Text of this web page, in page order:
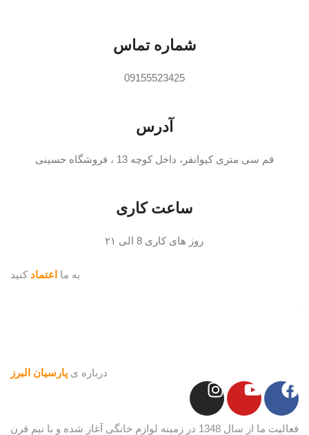
شماره تماس
09155523425
آدرس
قم سی متری کیوانفر، داخل کوچه 13 ، فروشگاه حسینی
ساعت کاری
روز های کاری 8 الی ۲۱
درباره ی پارسیان البرز
فعالیت ما از سال 1348 در زمینه لوازم خانگی آغاز شده و با نیم قرن
به ما اعتماد کنید